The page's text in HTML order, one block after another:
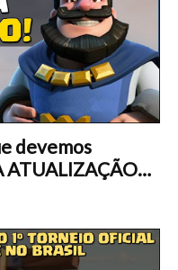
devemos
ATUALIZAÇÃO…